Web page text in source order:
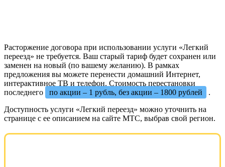
Расторжение договора при использовании услуги «Легкий
переезд» не требуется. Ваш старый тариф будет сохранен или
заменен на новый (по вашему желанию). В рамках
предложения вы можете перенести домашний Интернет,
интерактивное ТВ и телефон. Стоимость перестановки
последнего
по акции – 1 рубль, без акции – 1800 рублей
.
Доступность услуги «Легкий переезд» можно уточнить на
странице с ее описанием на сайте МТС, выбрав свой регион.